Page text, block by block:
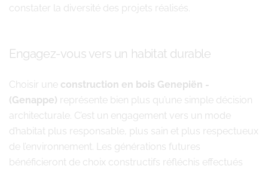
constater la diversité des projets réalisés.
Engagez-vous vers un habitat durable
Choisir une construction en bois Genepiën -
(Genappe) représente bien plus qu’une simple décision
architecturale. C’est un engagement vers un mode
d’habitat plus responsable, plus sain et plus respectueux
de l’environnement. Les générations futures
bénéficieront de choix constructifs réfléchis effectués